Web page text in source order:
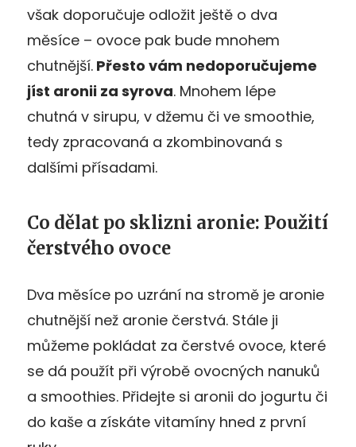
však doporučuje odložit ještě o dva
měsíce – ovoce pak bude mnohem
chutnější. Přesto vám nedoporučujeme
jíst aronii za syrova. Mnohem lépe
chutná v sirupu, v džemu či ve smoothie,
tedy zpracovaná a zkombinovaná s
dalšími přísadami.
Co dělat po sklizni aronie: Použití
čerstvého ovoce
Dva měsíce po uzrání na stromě je aronie
chutnější než aronie čerstvá. Stále ji
můžeme pokládat za čerstvé ovoce, které
se dá použít při výrobě ovocných nanuků
a smoothies. Přidejte si aronii do jogurtu či
do kaše a získáte vitamíny hned z první